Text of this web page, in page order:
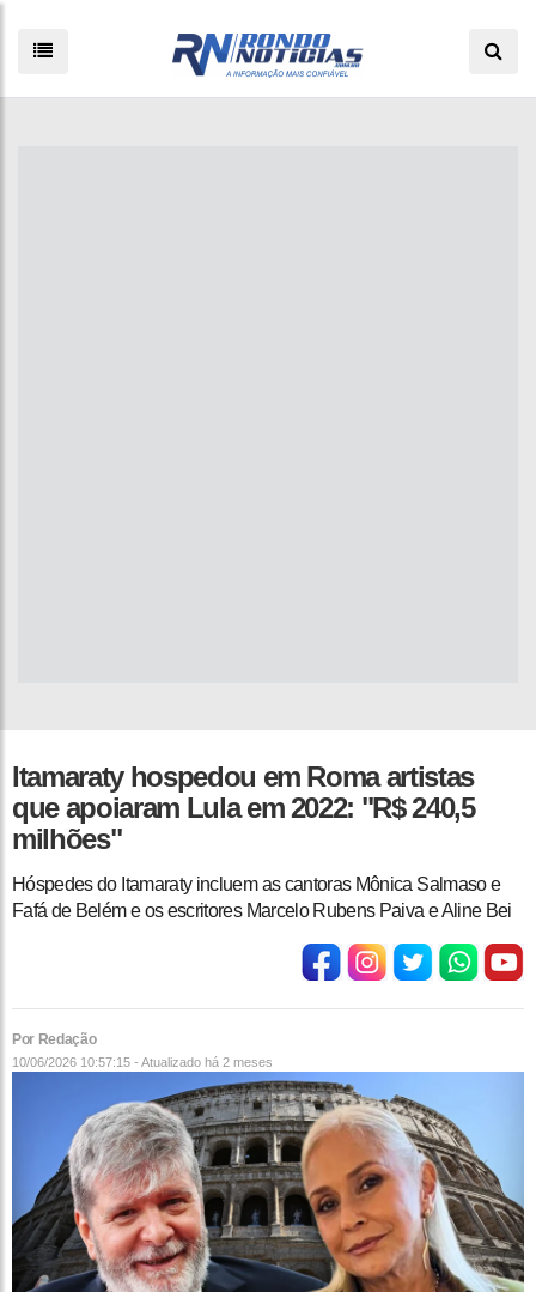
Itamaraty hospedou em Roma artistas
que apoiaram Lula em 2022: "R$ 240,5
milhões"
Hóspedes do Itamaraty incluem as cantoras Mônica Salmaso e
Fafá de Belém e os escritores Marcelo Rubens Paiva e Aline Bei
Por Redação
10/06/2026 10:57:15 - Atualizado há 2 meses